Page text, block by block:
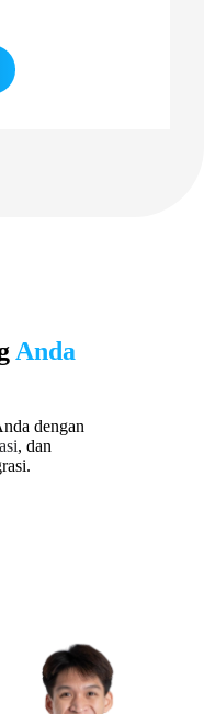
Anda
dengan
, dan